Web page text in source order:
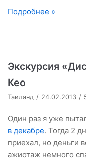
Подробнее »
Экскурсия
Кео
Таиланд 24.02.2013
Один раз я уже
в декабре. Тогда 2
приехал, но деньги
ажиотаж немного